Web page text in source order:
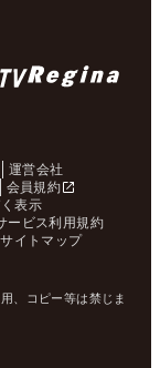
運営会社
会員規約
表示
ービス利用規約
サイトマップ
、コピー等は禁じま